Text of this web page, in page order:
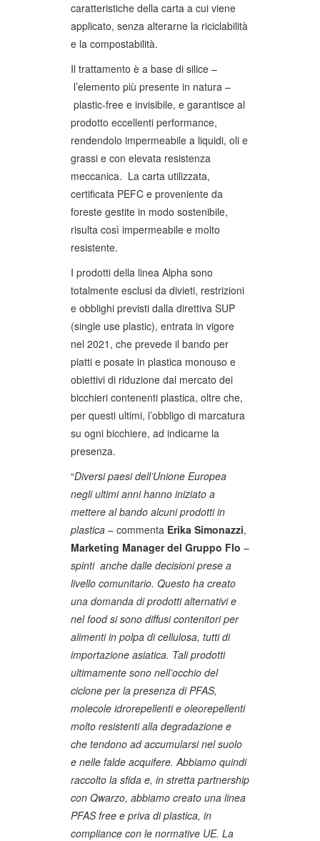
caratteristiche della carta a cui viene
applicato, senza alterarne la riciclabilità
e la compostabilità.
Il trattamento è a base di silice –
l’elemento più presente in natura –
plastic-free e invisibile, e garantisce al
prodotto eccellenti performance,
rendendolo impermeabile a liquidi, oli e
grassi e con elevata resistenza
meccanica. La carta utilizzata,
certificata PEFC e proveniente da
foreste gestite in modo sostenibile,
risulta così impermeabile e molto
resistente.
I prodotti della linea Alpha sono
totalmente esclusi da divieti, restrizioni
e obblighi previsti dalla direttiva SUP
(single use plastic), entrata in vigore
nel 2021, che prevede il bando per
piatti e posate in plastica monouso e
obiettivi di riduzione dal mercato dei
bicchieri contenenti plastica, oltre che,
per questi ultimi, l’obbligo di marcatura
su ogni bicchiere, ad indicarne la
presenza.
“Diversi paesi dell’Unione Europea
negli ultimi anni hanno iniziato a
mettere al bando alcuni prodotti in
plastica – commenta Erika Simonazzi,
Marketing Manager del Gruppo Flo –
spinti anche dalle decisioni prese a
livello comunitario. Questo ha creato
una domanda di prodotti alternativi e
nel food si sono diffusi contenitori per
alimenti in polpa di cellulosa, tutti di
importazione asiatica. Tali prodotti
ultimamente sono nell’occhio del
ciclone per la presenza di PFAS,
molecole idrorepellenti e oleorepellenti
molto resistenti alla degradazione e
che tendono ad accumularsi nel suolo
e nelle falde acquifere. Abbiamo quindi
raccolto la sfida e, in stretta partnership
con Qwarzo, abbiamo creato una linea
PFAS free e priva di plastica, in
compliance con le normative UE. La